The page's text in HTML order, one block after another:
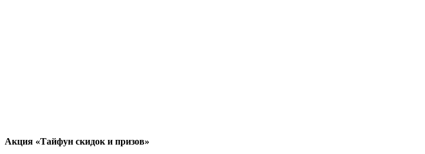
Акция «Тайфун скидок и призов»